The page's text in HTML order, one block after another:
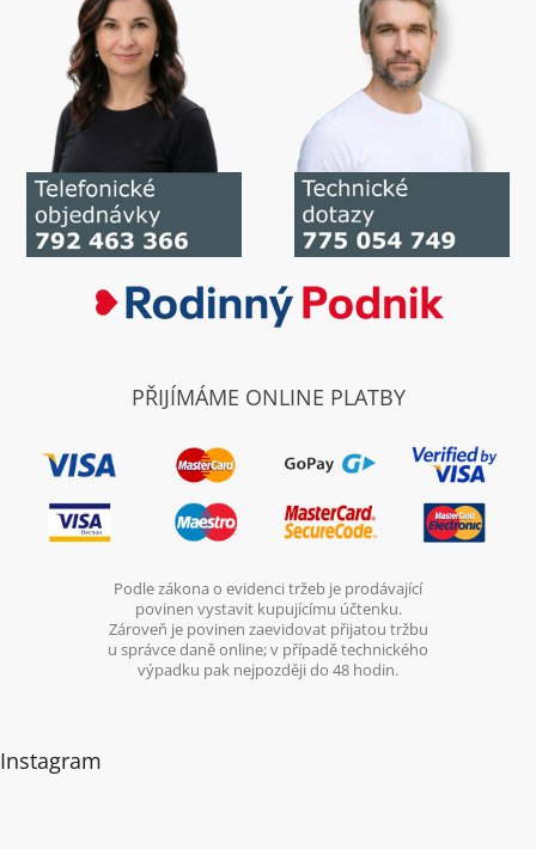
PŘIJÍMÁME ONLINE PLATBY
Podle zákona o evidenci tržeb je prodávající
povinen vystavit kupujícímu účtenku.
Zároveň je povinen zaevidovat přijatou tržbu
u správce daně online; v případě technického
výpadku pak nejpozději do 48 hodin.
Instagram